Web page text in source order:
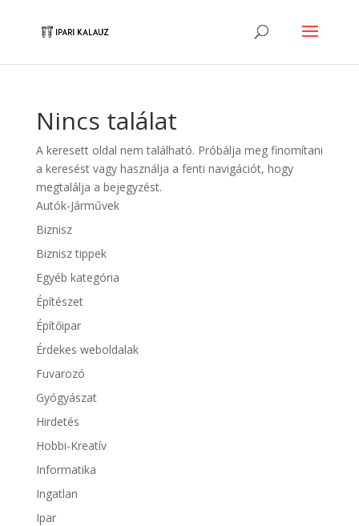
Nincs találat
A keresett oldal nem található. Próbálja meg finomítani
a keresést vagy használja a fenti navigációt, hogy
megtalálja a bejegyzést.
Autók-Járművek
Biznisz
Biznisz tippek
Egyéb kategória
Építészet
Építőipar
Érdekes weboldalak
Fuvarozó
Gyógyászat
Hirdetés
Hobbi-Kreatív
Informatika
Ingatlan
Ipar